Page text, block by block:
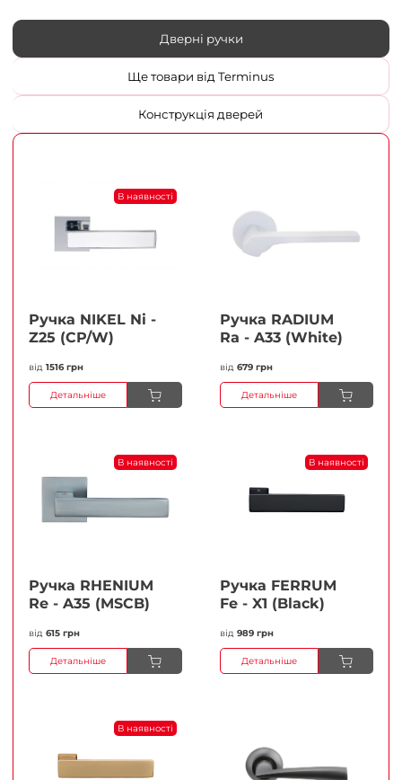
Дверні ручки
Ще товари від Terminus
Конструкція дверей
В наявності
Ручка NIKEL Ni -
Z25 (CP/W)
від 1516 грн
Детальніше
Ручка RADIUM
Ra - A33 (White)
від 679 грн
Детальніше
В наявності
Ручка RHENIUM
Re - A35 (MSCB)
від 615 грн
Детальніше
В наявності
Ручка FERRUМ
Fe - X1 (Black)
від 989 грн
Детальніше
В наявності